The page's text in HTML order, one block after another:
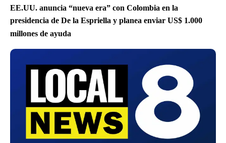
EE.UU. anuncia “nueva era” con Colombia en la
presidencia de De la Espriella y planea enviar US$ 1.000
millones de ayuda